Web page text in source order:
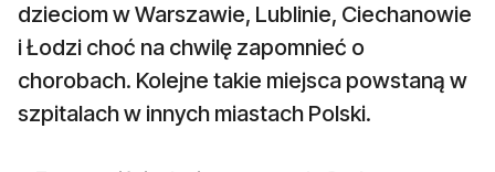
dzieciom w Warszawie, Lublinie, Ciechanowie
i Łodzi choć na chwilę zapomnieć o
chorobach. Kolejne takie miejsca powstaną w
szpitalach w innych miastach Polski.